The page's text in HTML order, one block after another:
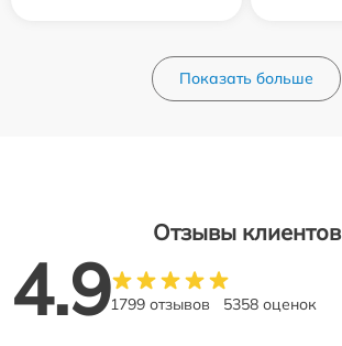
Показать больше
Отзывы клиентов
4.91799 отзывов 5358 оценок